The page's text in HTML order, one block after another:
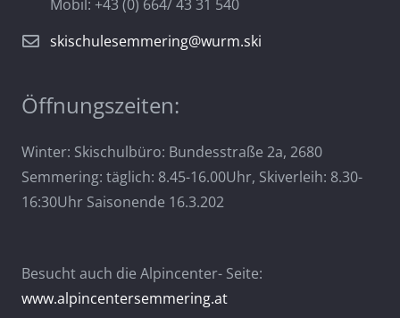
Mobil: +43 (0) 664/ 43 31 540
skischulesemmering@wurm.ski
Öffnungszeiten:
Winter: Skischulbüro: Bundesstraße 2a, 2680
Semmering: täglich: 8.45-16.00Uhr, Skiverleih: 8.30-
16:30Uhr Saisonende 16.3.202
Besucht auch die Alpincenter- Seite:
www.alpincentersemmering.at